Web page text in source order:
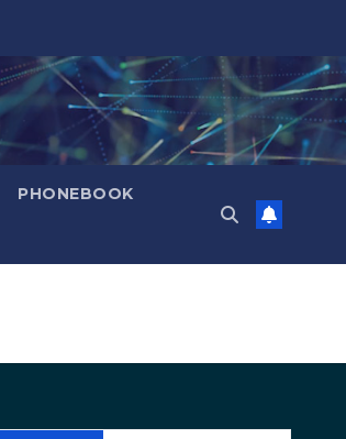
PHONEBOOK